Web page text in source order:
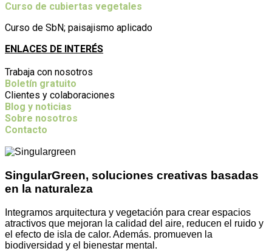
Curso de cubiertas vegetales
Curso de SbN; paisajismo aplicado
ENLACES DE INTERÉS
Trabaja con nosotros
Boletín gratuito
Clientes y colaboraciones
Blog y noticias
Sobre nosotros
Contacto
SingularGreen, soluciones creativas basadas
en la naturaleza
Integramos arquitectura y vegetación para crear espacios
atractivos que mejoran la calidad del aire, reducen el ruido y
el efecto de isla de calor. Además. promueven la
biodiversidad y el bienestar mental.